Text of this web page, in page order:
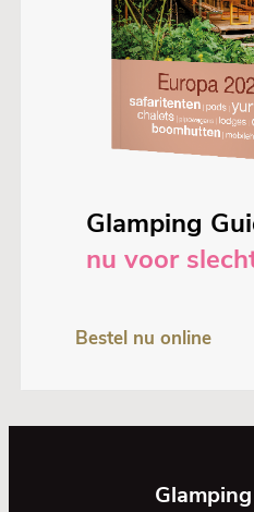
Glamping
nu voor
Bestel nu online